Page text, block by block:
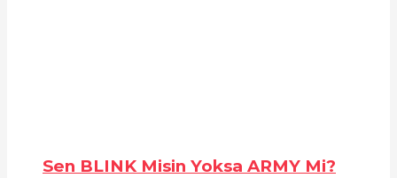
Sen BLINK Misin Yoksa ARMY Mi?